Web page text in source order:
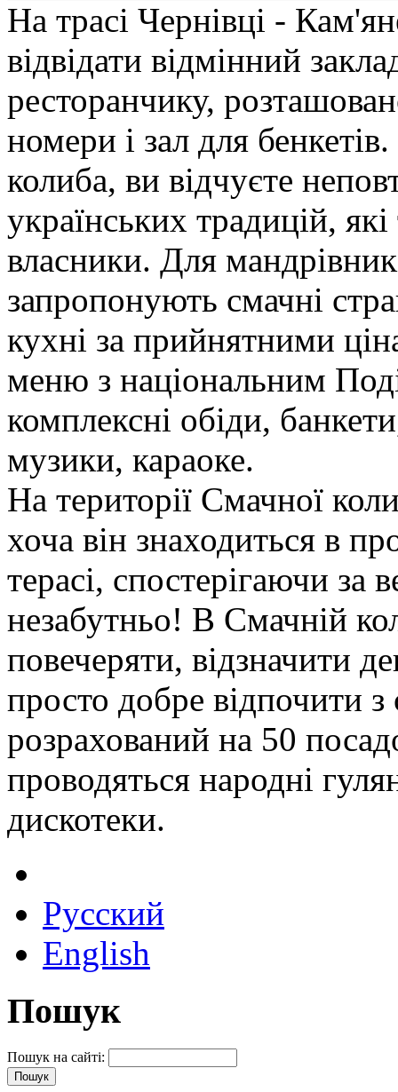
На трасі Чернівці -
відвідати відмінний
ресторанчику,
номери і зал для
колиба, ви відчуєте
українських традицій,
власники. Для
запропонують смачні
кухні за прийнятними
меню з національним
комплексні обіди,
музики, караоке.
На території Смачної
хоча він знаходиться в
терасі, спостерігаючи за
незабутньо! В Смачній
повечеряти, відзначити
просто добре відпочити
розрахований на 50
проводяться народні
дискотеки.
Русский
English
Пошук
Пошук на сайті: